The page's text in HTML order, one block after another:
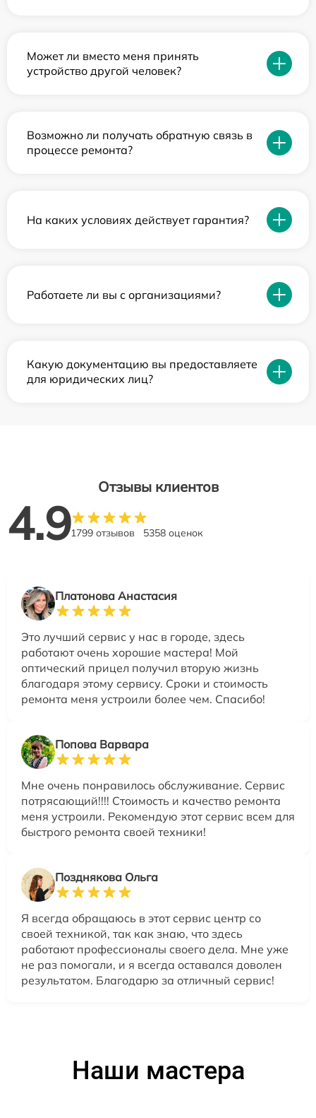
Может ли вместо меня принять
устройство другой человек?
Возможно ли получать обратную связь в
процессе ремонта?
На каких условиях действует гарантия?
Работаете ли вы с организациями?
Какую документацию вы предоставляете
для юридических лиц?
Отзывы клиентов
4.91799 отзывов 5358 оценок
Платонова Анастасия
Это лучший сервис у нас в городе, здесь
работают очень хорошие мастера! Мой
оптический прицел получил вторую жизнь
благодаря этому сервису. Сроки и стоимость
ремонта меня устроили более чем. Спасибо!
Попова Варвара
Мне очень понравилось обслуживание. Сервис
потрясающий!!!! Стоимость и качество ремонта
меня устроили. Рекомендую этот сервис всем для
быстрого ремонта своей техники!
Позднякова Ольга
Я всегда обращаюсь в этот сервис центр со
своей техникой, так как знаю, что здесь
работают профессионалы своего дела. Мне уже
не раз помогали, и я всегда оставался доволен
результатом. Благодарю за отличный сервис!
Наши мастера